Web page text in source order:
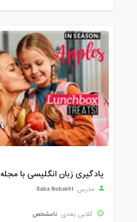
یادگیری زبان انگلیسی با مجله
مدرس: Saba Nobakht
کلاس بعدی: نامشخص